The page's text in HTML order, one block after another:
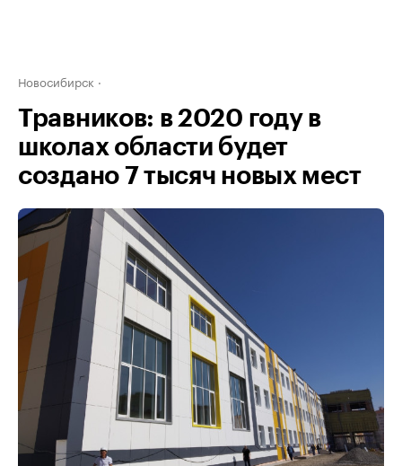
Новосибирск
Травников: в 2020 году в
школах области будет
создано 7 тысяч новых мест